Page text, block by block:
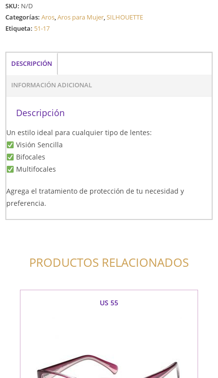
SKU: N/D
Categorías:Aros,Aros para Mujer,SILHOUETTE
Etiqueta: 51-17
DESCRIPCIÓN
INFORMACIÓN ADICIONAL
Descripción
Un estilo ideal para cualquier tipo de lentes:
Visión Sencilla
Bifocales
Multifocales
Agrega el tratamiento de protección de tu necesidad y
preferencia.
PRODUCTOS RELACIONADOS
US 55